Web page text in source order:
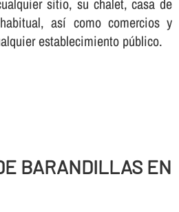
sitio, su chalet, casa de
así­ como comercios y
establecimiento público.
BARANDILLAS EN